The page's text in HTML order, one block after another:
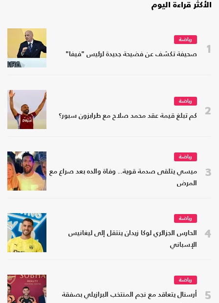
الأكثر قراءة اليوم
1
رياضة
صحيفة تكشف عن فضيحة جديدة لرئيس "فيفا"
2
رياضة
كم تبلغ قيمة عقد محمد صلاح مع طرابزون سبور؟
3
رياضة
ميسي يتلقى صدمة قوية.. وفاة والده بعد صراع مع
المرض
4
رياضة
الحارس الجزائري لوكا زيدان ينتقل إلى ليغانيس
الإسباني
5
رياضة
أرسنال يتعاقد مع نجم المنتخب البرازيلي بصفقة